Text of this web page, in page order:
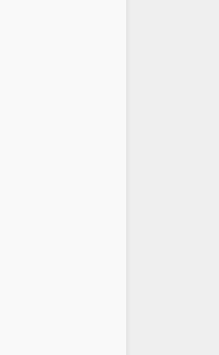
，使用正则匹配提取id值